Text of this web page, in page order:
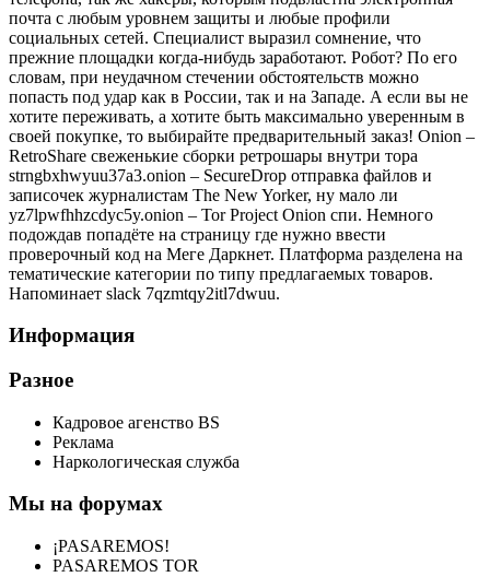
почта с любым уровнем защиты и любые профили
социальных сетей. Специалист выразил сомнение, что
прежние площадки когда-нибудь заработают. Робот? По его
словам, при неудачном стечении обстоятельств можно
попасть под удар как в России, так и на Западе. А если вы не
хотите переживать, а хотите быть максимально уверенным в
своей покупке, то выбирайте предварительный заказ! Onion –
RetroShare свеженькие сборки ретрошары внутри тора
strngbxhwyuu37a3.onion – SecureDrop отправка файлов и
записочек журналистам The New Yorker, ну мало ли
yz7lpwfhhzcdyc5y.onion – Tor Project Onion спи. Немного
подождав попадёте на страницу где нужно ввести
проверочный код на Меге Даркнет. Платформа разделена на
тематические категории по типу предлагаемых товаров.
Напоминает slack 7qzmtqy2itl7dwuu.
Информация
Разное
Кадровое агенство BS
Реклама
Наркологическая служба
Мы на форумах
¡PASAREMOS!
PASAREMOS TOR